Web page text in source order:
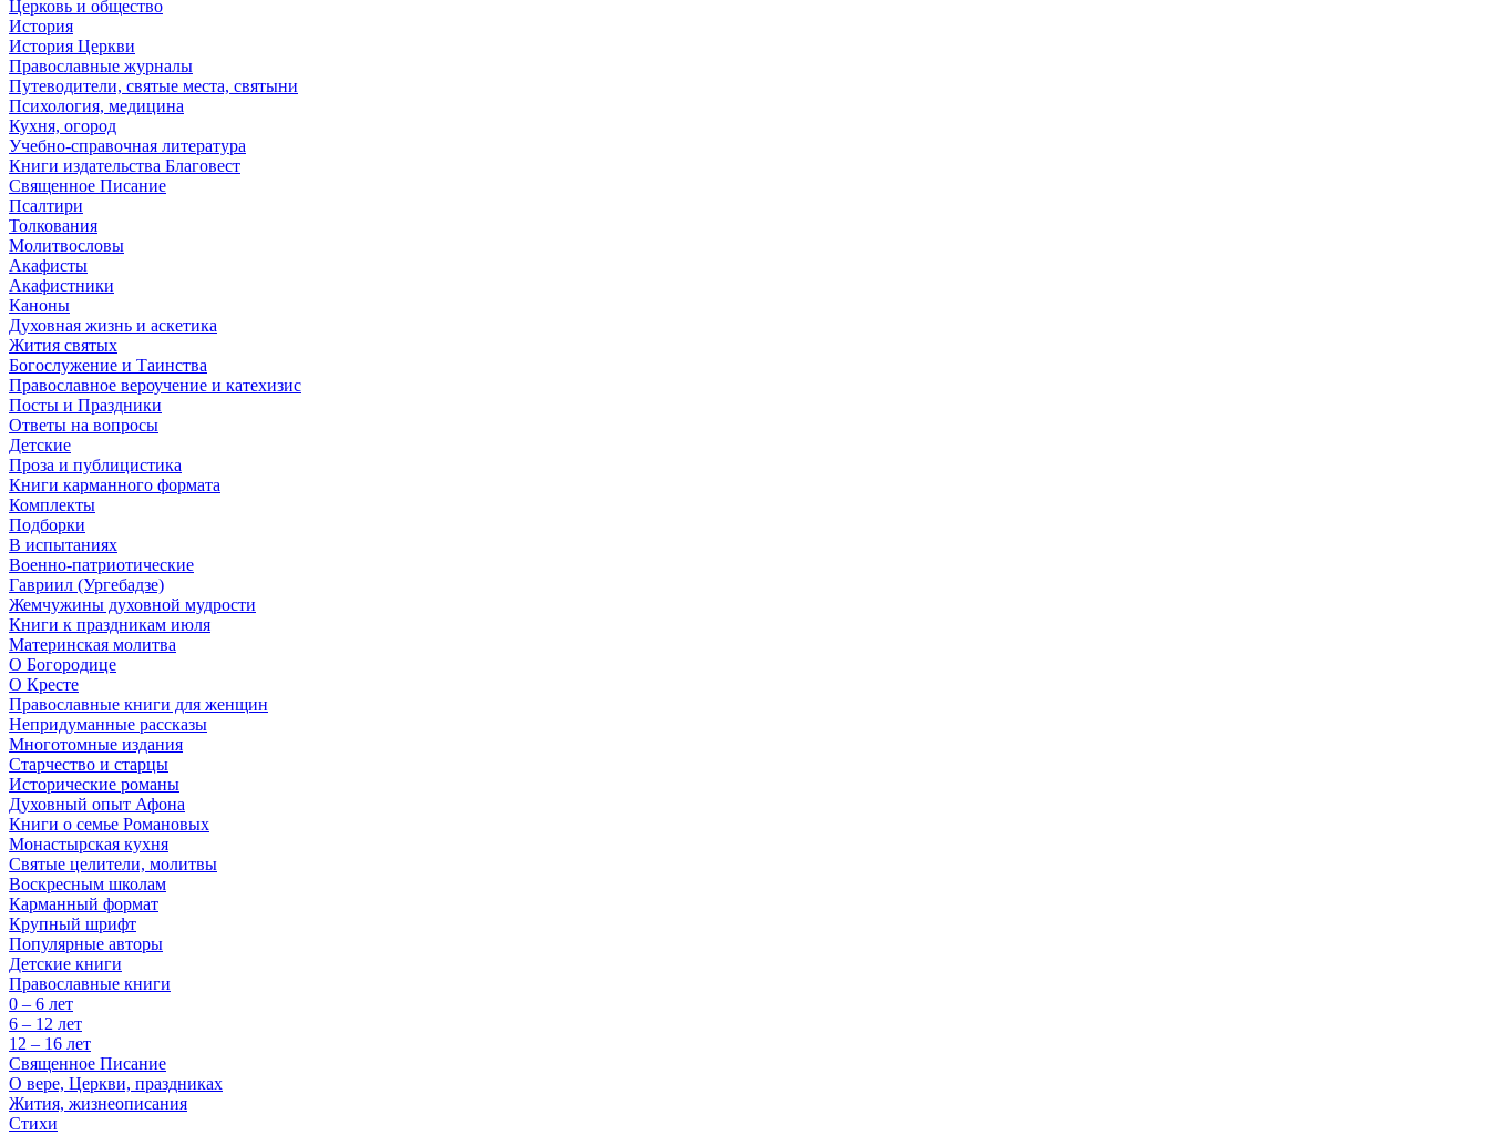
Церковь и общество
История
История Церкви
Православные журналы
Путеводители, святые места, святыни
Психология, медицина
Кухня, огород
Учебно-справочная литература
Книги издательства Благовест
Священное Писание
Псалтири
Толкования
Молитвословы
Акафисты
Акафистники
Каноны
Духовная жизнь и аскетика
Жития святых
Богослужение и Таинства
Православное вероучение и катехизис
Посты и Праздники
Ответы на вопросы
Детские
Проза и публицистика
Книги карманного формата
Комплекты
Подборки
В испытаниях
Военно-патриотические
Гавриил (Ургебадзе)
Жемчужины духовной мудрости
Книги к праздникам июля
Материнская молитва
О Богородице
О Кресте
Православные книги для женщин
Непридуманные рассказы
Многотомные издания
Старчество и старцы
Исторические романы
Духовный опыт Афона
Книги о семье Романовых
Монастырская кухня
Святые целители, молитвы
Воскресным школам
Карманный формат
Крупный шрифт
Популярные авторы
Детские книги
Православные книги
0 – 6 лет
6 – 12 лет
12 – 16 лет
Священное Писание
О вере, Церкви, праздниках
Жития, жизнеописания
Стихи